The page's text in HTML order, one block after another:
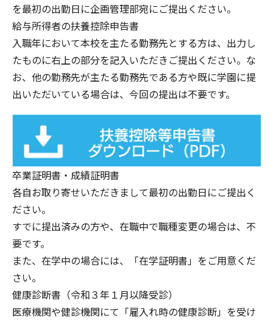
を最初の出勤日に企画管理部宛にご提出ください。
給与所得者の扶養控除申告書
入職年において本校を主たる勤務先とする方は、出力し
たものに右上の部分を記入いただきご提出ください。な
お、他の勤務先が主たる勤務先である方や既に学園に提
出いただいている場合は、今回の提出は不要です。
卒業証明書・成績証明書
各自お取り寄せいただきまして最初の出勤日にご提出く
ださい。
すでに提出済みの方や、在職中で職種変更の場合は、不
要です。
また、在学中の場合には、「在学証明書」をご用意くだ
さい。
健康診断書（令和３年１月以降受診）
医療機関や健診機関にて「雇入れ時の健康診断」を受け